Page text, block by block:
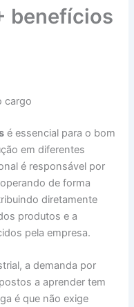
benefícios
cargo
é essencial para o bom
em diferentes
é responsável por
de forma
diretamente
produtos e a
pela empresa.
a demanda por
a aprender tem
é que não exige